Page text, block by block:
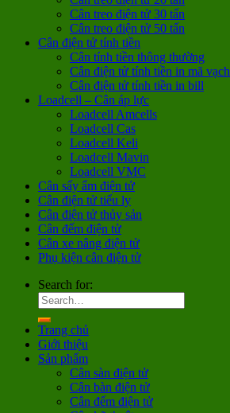
Cân treo điện tử 30 tấn
Cân treo điện tử 50 tấn
Cân điện tử tính tiền
Cân tính tiền thông thường
Cân điện tử tính tiền in mã vạch
Cân điện tử tính tiền in bill
Loadcell – Cân áp lực
Loadcell Amcells
Loadcell Cas
Loadcell Keli
Loadcell Mavin
Loadcell VMC
Cân sấy ẩm điện tử
Cân điện tử tiểu ly
Cân điện tử thủy sản
Cân đếm điện tử
Cân xe nâng điện tử
Phụ kiện cân điện tử
Search for:
Trang chủ
Giới thiệu
Sản phẩm
Cân sàn điện tử
Cân bàn điện tử
Cân đếm điện tử